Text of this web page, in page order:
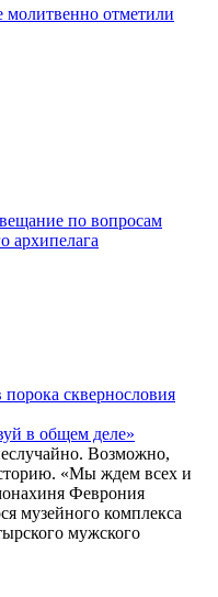
отметили
по вопросам
архипелага
сквернословия
в общем деле»
Возможно,
«Мы ждем всех и
Феврония
музейного комплекса
мужского